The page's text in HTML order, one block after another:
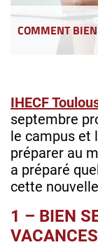
COMMENT
IHECF
septembre
le campus et
préparer au
a préparé
cette
1 – BIEN
VACANCES